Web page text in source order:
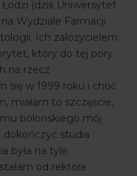
(dziś Uniwersytet
Wydziale Farmacji
Ich założycielem
który do tej pory
na rzecz
się w 1999 roku i choć
miałam to szczęście,
bolońskiego mój
dokończyć studia
była na tyle
od rektora